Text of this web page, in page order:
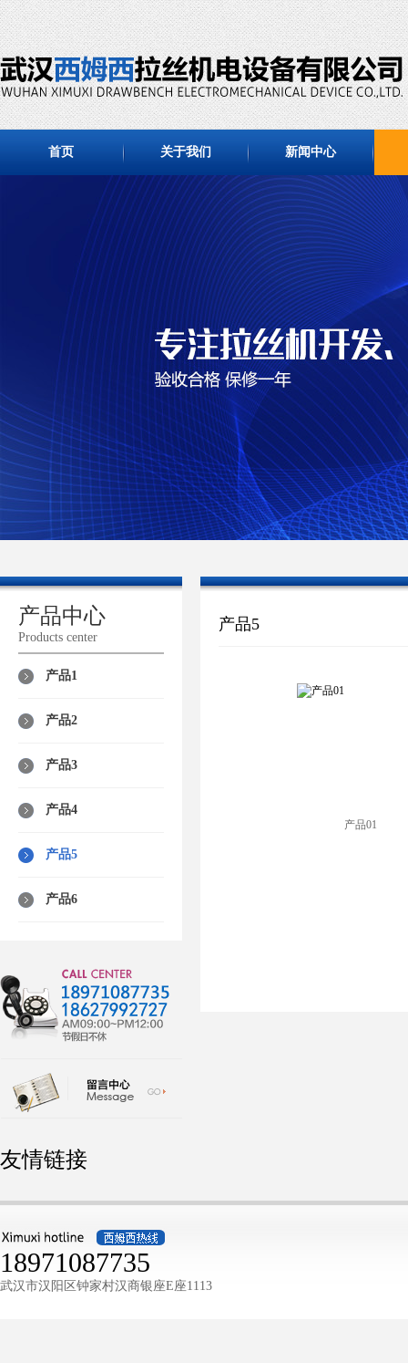
首页 关于我们 新闻中心
产品中心
Products center
产品1
产品2
产品3
产品4
产品5
产品6
产品5
产品01
友情链接
18971087735
武汉市汉阳区钟家村汉商银座E座1113